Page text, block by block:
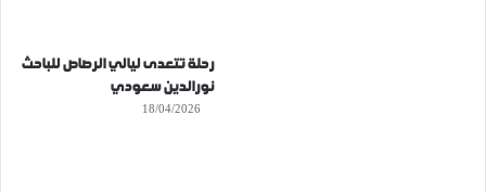
رحلة تتعدى ليالي الرصاص للباحث
نورالدين سعودي
18/04/2026